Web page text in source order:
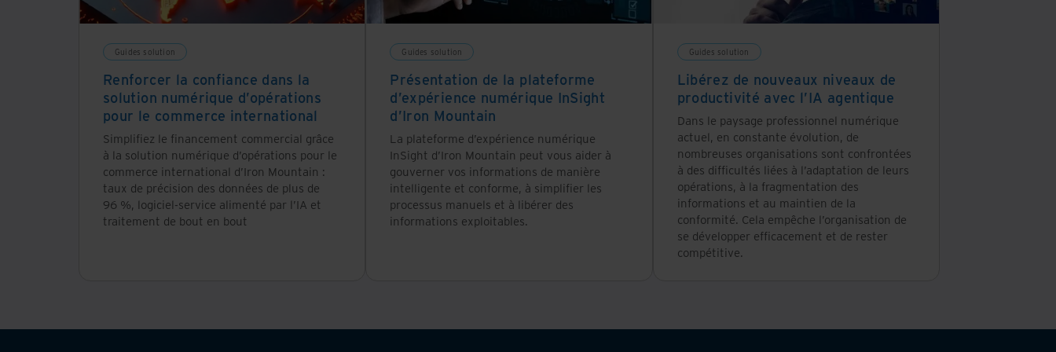
Guides solution
Renforcer la confiance dans la
solution numérique d’opérations
pour le commerce international
Simplifiez le financement commercial grâce
à la solution numérique d’opérations pour le
commerce international d’Iron Mountain :
taux de précision des données de plus de
96 %, logiciel-service alimenté par l’IA et
traitement de bout en bout
Guides solution
Présentation de la plateforme
d’expérience numérique InSight
d’Iron Mountain
La plateforme d’expérience numérique
InSight d’Iron Mountain peut vous aider à
gouverner vos informations de manière
intelligente et conforme, à simplifier les
processus manuels et à libérer des
informations exploitables.
Guides solution
Libérez de nouveaux niveaux de
productivité avec l’IA agentique
Dans le paysage professionnel numérique
actuel, en constante évolution, de
nombreuses organisations sont confrontées
à des difficultés liées à l’adaptation de leurs
opérations, à la fragmentation des
informations et au maintien de la
conformité. Cela empêche l’organisation de
se développer efficacement et de rester
compétitive.